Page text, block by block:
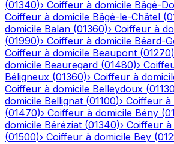
(01340)› Coiffeur à domicile Bâgé-
Coiffeur à domicile Bâgé-le-Châtel (
domicile Balan (01360)› Coiffeur à
(01990)› Coiffeur à domicile Béard-
Coiffeur à domicile Beaupont (01270)
domicile Beauregard (01480)›
Béligneux (01360)› Coiffeur à
Coiffeur à domicile Belleydoux (01130
domicile Bellignat (01100)› Coiffeur à
(01470)› Coiffeur à domicile Bény (
domicile Béréziat (01340)› Coiffeur à
(01500)› Coiffeur à domicile Bey (